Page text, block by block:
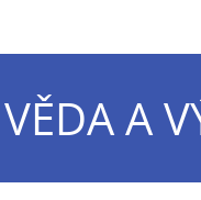
VĚDA A